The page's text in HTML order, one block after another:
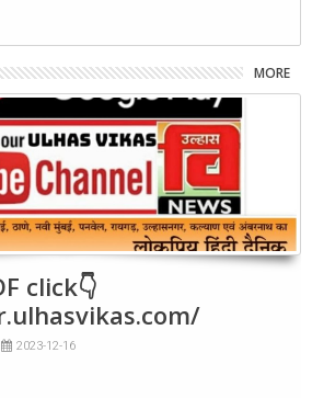
MORE
click👇
2023-12-16